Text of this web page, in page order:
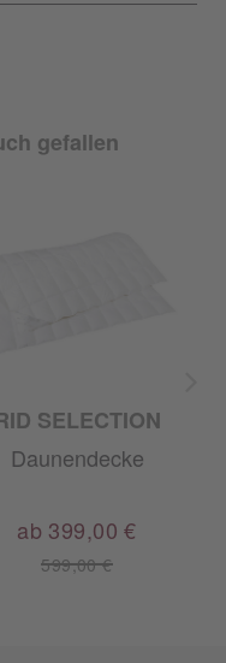
gefallen
SELECTION
Daunendecke
599,00 €
ab 399,00 €